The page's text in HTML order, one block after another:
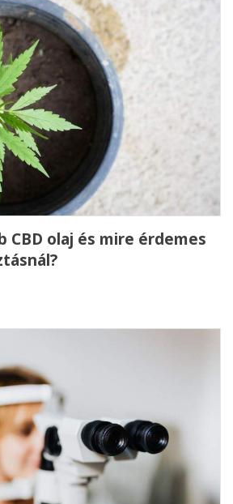
CBD olaj és mire érdemes